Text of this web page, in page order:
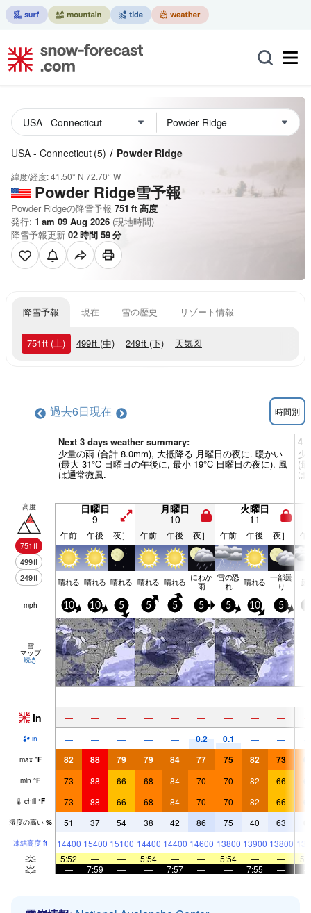
USA - Connecticut (5) Powder Ridge
緯度/経度:41.50° N 72.70° W
Powder Ridge雪予報
Powder Ridgeの降雪予報 751 ft 高度
発行: 1 am 09 Aug 2026 (現地時間)
降雪予報更新 02時間 59分
降雪予報 現在 雪の歴史 リゾート情報
751ft (上) 499ft (中) 249ft (下) 天気図
過去6日現在 時間別
Next 3 days weather summary:
少量の雨 (合計 8.0mm), 大抵降る 月曜日の夜に. 暖かい
(最大 31°C 日曜日の午後に, 最小 19°C 日曜日の夜に). 風
は通常微風.
4 -
少
(
は
高度
751ft
499ft
249ft
日曜日
9
月曜日
10
火曜日
11
午前 午後 夜］ 午前 午後 夜］ 午前 午後 夜］ 午
晴れる 晴れる 晴れる 晴れる 晴れる にわか
雨
雷の恐
れ 晴れる 一部曇
り 曇
mph 10 10 5 5 5 5 5 10 5
雪
マップ
続き
in — — — — — — — — —
in — — — — — 0.2 0.1 — —
max °F 82 88 79 79 84 77 75 82 73
min °F 73 88 66 68 84 70 70 82 66
chill °F 73 88 66 68 84 70 70 82 66
湿度の高い % 51 37 54 38 42 86 75 40 63
凍結高度 ft 14400 15400 15100 14400 14400 14600 13800 13900 13800
5:52
— — 5:54 — — 5:54 — —
—
7:59 — — 7:57 — — 7:55 —